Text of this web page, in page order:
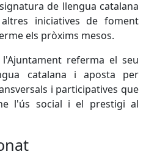
de llengua catalana
iniciatives de foment
els pròxims mesos.
referma el seu
catalana i aposta per
i participatives que
l'ús social i el prestigi al